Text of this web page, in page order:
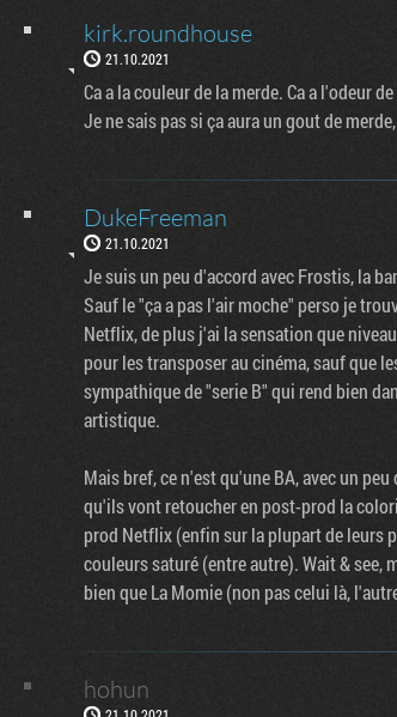
kirk.roundhouse
21.10.2021
Ca a la couleur de la merde. Ca a l'odeur
Je ne sais pas si ça aura un gout de
DukeFreeman
21.10.2021
Je suis un peu d'accord avec Frostis, la
Sauf le "ça a pas l'air moche" perso je
Netflix, de plus j'ai la sensation que
pour les transposer au cinéma, sauf que
sympathique de "serie B" qui rend bien
artistique.
Mais bref, ce n'est qu'une BA, avec un
qu'ils vont retoucher en post-prod la
prod Netflix (enfin sur la plupart de leurs
couleurs saturé (entre autre). Wait &
bien que La Momie (non pas celui là,
hohun